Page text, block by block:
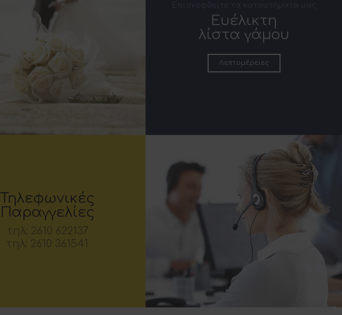
Ευέλικτη
λίστα γάμου
Λεπτομέρειες
Τηλεφωνικές
Παραγγελίες
τηλ: 2610 622137
τηλ: 2610 361541